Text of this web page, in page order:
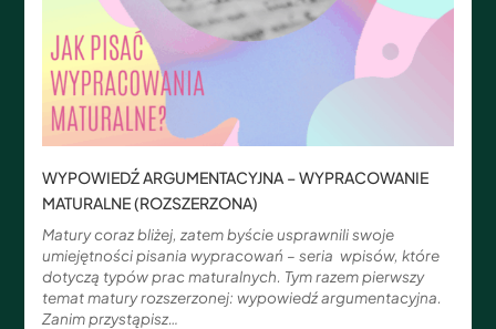
WYPOWIEDŹ ARGUMENTACYJNA – WYPRACOWANIE
MATURALNE (ROZSZERZONA)
Matury coraz bliżej, zatem byście usprawnili swoje
umiejętności pisania wypracowań – seria wpisów, które
dotyczą typów prac maturalnych. Tym razem pierwszy
temat matury rozszerzonej: wypowiedź argumentacyjna.
Zanim przystąpisz…